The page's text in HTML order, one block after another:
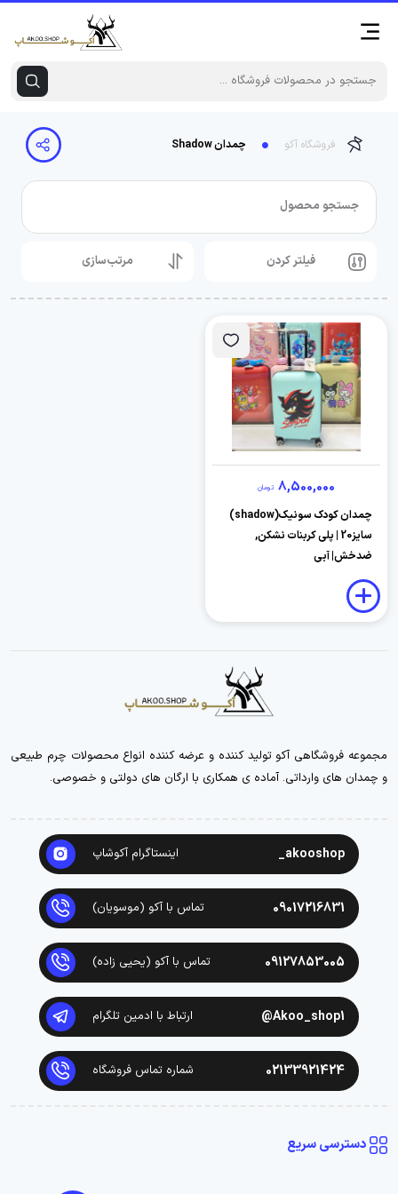
فروشگاه آکو چمدان Shadow
جستجو محصول
فیلتر کردن مرتب‌سازی
8,500,000 تومان
چمدان کودک سونیک(shadow)
سایز20 | پلی کربنات نشکن,
ضدخش| آبی
مجموعه فروشگاهی آکو تولید کننده و عرضه کننده انواع محصولات چرم طبیعی
و چمدان های وارداتی. آماده ی همکاری با ارگان های دولتی و خصوصی.
akooshop_ اینستاگرام آکوشاپ
09017216831 تماس با آکو (موسویان)
09127853005 تماس با آکو (یحیی زاده)
Akoo_shop1@ ارتباط با ادمین تلگرام
02133921424 شماره تماس فروشگاه
دسترسی سریع